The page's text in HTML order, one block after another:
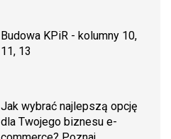
Budowa KPiR - kolumny 10,
11, 13
Jak wybrać najlepszą opcję
dla Twojego biznesu e-